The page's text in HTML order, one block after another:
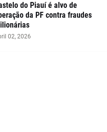
do Piauí é alvo de
da PF contra fraudes
02, 2026